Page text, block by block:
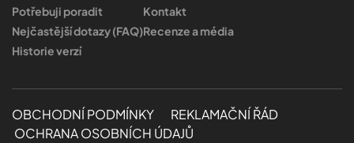
Potřebuji poradit
Nejčastější dotazy (FAQ)
Historie verzí
Kontakt
Recenze a média
OBCHODNÍ PODMÍNKY
REKLAMAČNÍ ŘÁD
OCHRANA OSOBNÍCH ÚDAJŮ